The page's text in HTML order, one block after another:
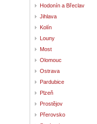
Hodonín a Břeclav
Jihlava
Kolín
Louny
Most
Olomouc
Ostrava
Pardubice
Plzeň
Prostějov
Přerovsko